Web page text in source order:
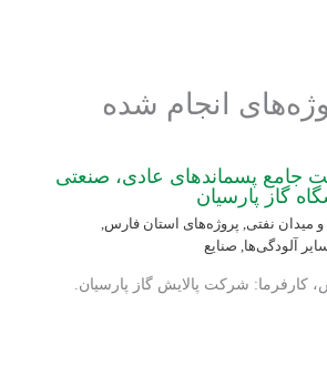
انجام شده
جامع پسماندهای عادی، صنعتی
گاز پارسیان
و میدان نفتی, پروژه‌های استان فارس,
آلودگی‌ها, صنایع
کارفرما: شرکت پالایش گاز پارسیان.